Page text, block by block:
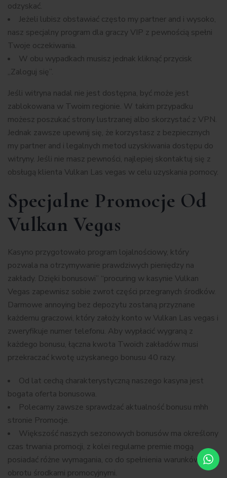
odzyskać.
Jeżeli lubisz obstawiać często my partner and i wysoko,
nasz specjalny program dla graczy VIP z pewnością spełni
Twoje oczekiwania.
W obu wypadkach musisz jednak kliknąć przycisk
„Zaloguj się”.
Jeśli witryna nadal nie jest dostępna, być może jest
zablokowana w Twoim regionie. W takim przypadku
możesz poszukać strony lustrzanej albo skorzystać z VPN.
Jednak zawsze upewnij się, że korzystasz z bezpiecznych
my partner and i legalnych metod uzyskiwania dostępu do
witryny. Jeśli nie masz pewności, najlepiej skontaktuj się z
obsługą klienta Vulkan Las vegas w celu uzyskania pomocy.
Specjalne Promocje Od
Vulkan Vegas
Kasyno przygotowało program lojalnościowy, który
pozwala na otrzymywanie prawdziwych pieniędzy na
zakłady. Dzięki bonusowi” “procuring w kasynie Vulkan
Vegas zapewnisz sobie zwrot części przegranych środków.
Darmowe annoying bez depozytu zostaną przyznane
każdemu graczowi, który założy konto w Vulkan Las vegas i
zweryfikuje numer telefonu. Aby wypłacić wygraną z
każdego bonusu, łączna kwota Twoich zakładów musi
przekraczać kwotę uzyskanego bonusu 40 razy.
Od lat cechą charakterystyczną naszego kasyna jest
bogata oferta bonusowa.
Polecamy zawsze sprawdzać aktualność bonusu mhh
stronie Promocje.
Większość naszych sezonowych bonusów ma określony
czas trwania promocji, z kolei regularne premie mogą
posiadać różne wymagania, co do spełnienia warunków
obrotu środkami promocyjnymi.